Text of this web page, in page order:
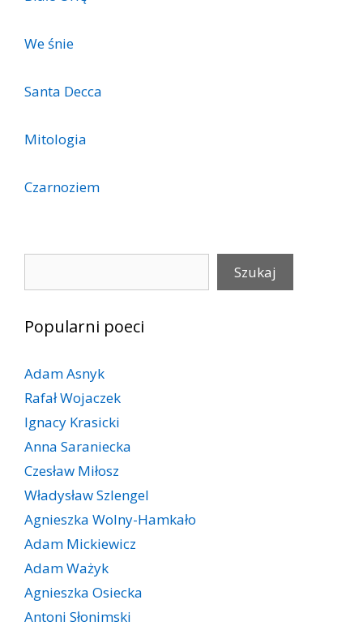
We śnie
Santa Decca
Mitologia
Czarnoziem
Szukaj
Popularni poeci
Adam Asnyk
Rafał Wojaczek
Ignacy Krasicki
Anna Saraniecka
Czesław Miłosz
Władysław Szlengel
Agnieszka Wolny-Hamkało
Adam Mickiewicz
Adam Ważyk
Agnieszka Osiecka
Antoni Słonimski